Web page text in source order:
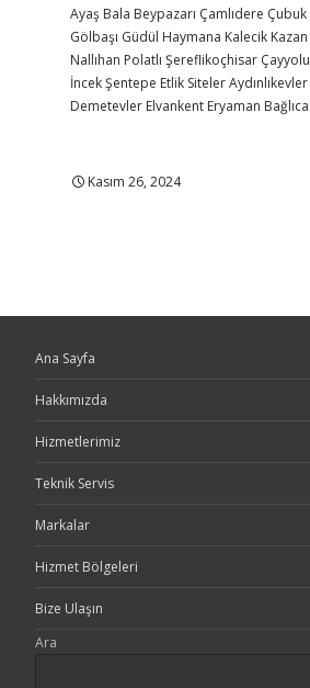
Ayaş Bala Beypazarı Çamlıdere Çubuk
Gölbaşı Güdül Haymana Kalecik Kazan
Nallıhan Polatlı Şereflikoçhisar Çayyolu
İncekŞentepe Etlik SitelerAydınlıkevler
Demetevler Elvankent Eryaman Bağlıca
Kasım 26, 2024
Ana Sayfa
Hakkımızda
Hizmetlerimiz
Teknik Servis
Markalar
Hizmet Bölgeleri
Bize Ulaşın
Ara